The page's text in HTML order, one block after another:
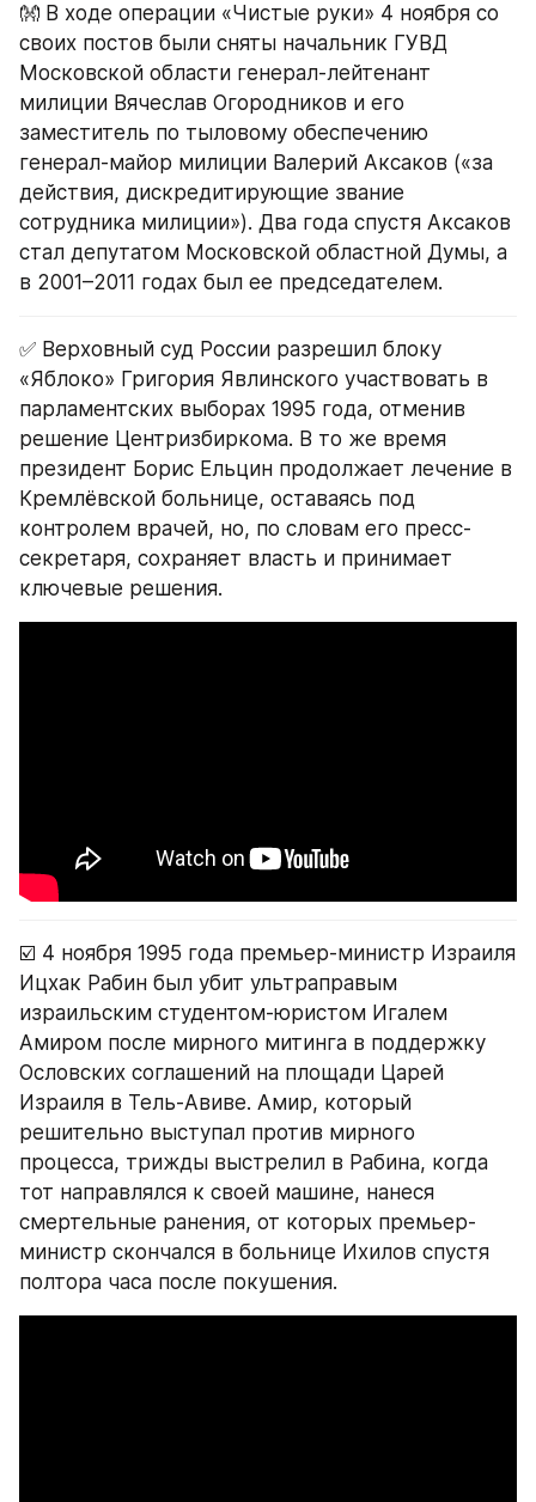
👐 В ходе операции «Чистые руки» 4 ноября со
своих постов были сняты начальник ГУВД
Московской области генерал-лейтенант
милиции Вячеслав Огородников и его
заместитель по тыловому обеспечению
генерал-майор милиции Валерий Аксаков («за
действия, дискредитирующие звание
сотрудника милиции»). Два года спустя Аксаков
стал депутатом Московской областной Думы, а
в 2001–2011 годах был ее председателем.
✅ Верховный суд России разрешил блоку
«Яблоко» Григория Явлинского участвовать в
парламентских выборах 1995 года, отменив
решение Центризбиркома. В то же время
президент Борис Ельцин продолжает лечение в
Кремлёвской больнице, оставаясь под
контролем врачей, но, по словам его пресс-
секретаря, сохраняет власть и принимает
ключевые решения.
☑️ 4 ноября 1995 года премьер-министр Израиля
Ицхак Рабин был убит ультраправым
израильским студентом-юристом Игалем
Амиром после мирного митинга в поддержку
Ословских соглашений на площади Царей
Израиля в Тель-Авиве. Амир, который
решительно выступал против мирного
процесса, трижды выстрелил в Рабина, когда
тот направлялся к своей машине, нанеся
смертельные ранения, от которых премьер-
министр скончался в больнице Ихилов спустя
полтора часа после покушения.